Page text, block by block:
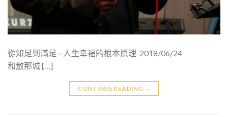
從知足到滿足—人生幸福的根本原理 2018/06/24
和散那城 […]
CONTINUE READING →